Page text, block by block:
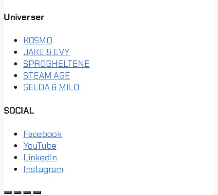
Universer
KOSMO
JAKE & EVY
SPROGHELTENE
STEAM AGE
SELDA & MILO
SOCIAL
Facebook
YouTube
LinkedIn
Instagram